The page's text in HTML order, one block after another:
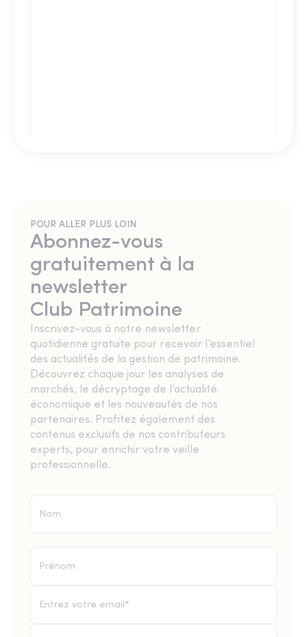
POUR ALLER PLUS LOIN
Abonnez-vous
gratuitement à la
newsletter
Club Patrimoine
Inscrivez-vous à notre newsletter
quotidienne gratuite pour recevoir l’essentiel
des actualités de la gestion de patrimoine.
Découvrez chaque jour les analyses de
marchés, le décryptage de l’actualité
économique et les nouveautés de nos
partenaires. Profitez également des
contenus exclusifs de nos contributeurs
experts, pour enrichir votre veille
professionnelle.